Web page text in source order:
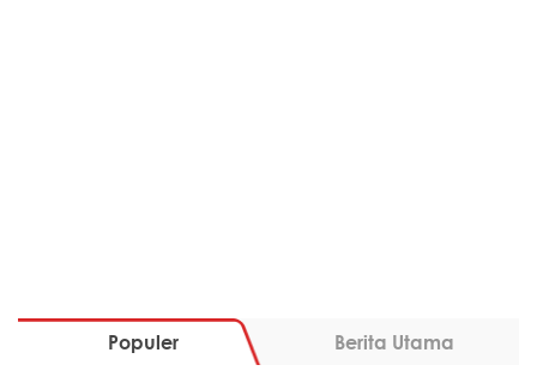
Populer Berita Utama